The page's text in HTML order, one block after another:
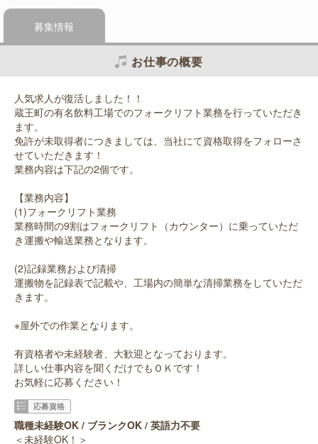
募集情報
お仕事の概要
人気求人が復活しました！！
蔵王町の有名飲料工場でのフォークリフト業務を行っていただき
ます。
免許が未取得者につきましては、当社にて資格取得をフォローさ
せていただきます！
業務内容は下記の2個です。
【業務内容】
(1)フォークリフト業務
業務時間の9割はフォークリフト（カウンター）に乗っていただ
き運搬や輸送業務となります。
(2)記録業務および清掃
運搬物を記録表で記載や、工場内の簡単な清掃業務をしていただ
きます。
※屋外での作業となります。
有資格者や未経験者、大歓迎となっております。
詳しい仕事内容を聞くだけでもＯＫです！
お気軽に応募ください！
応募資格
職種未経験OK / ブランクOK / 英語力不要
＜未経験OK！＞